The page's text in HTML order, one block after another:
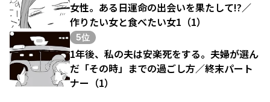
女性。ある日運命の出会いを果たして!?／
作りたい女と食べたい女1（1）
5位
1年後、私の夫は安楽死をする。夫婦が選ん
だ「その時」までの過ごし方／終末パート
ナー（1）